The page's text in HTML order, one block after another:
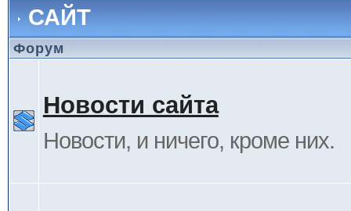
САЙТ
Форум
Новости сайта
Новости, и ничего, кроме них.